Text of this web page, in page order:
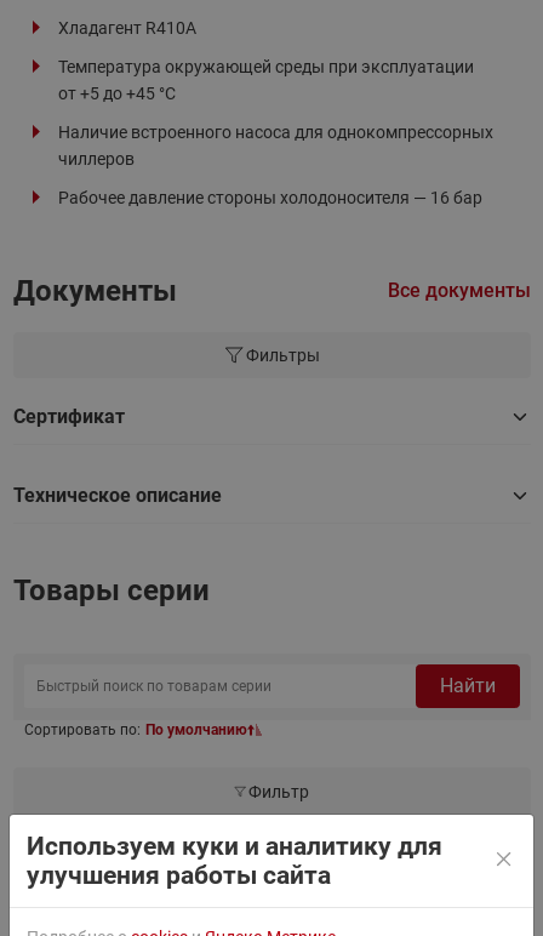
Хладагент R410А
Температура окружающей среды при эксплуатации
от +5 до +45 °С
Наличие встроенного насоса для однокомпрессорных
чиллеров
Рабочее давление стороны холодоносителя — 16 бар
Документы Все документы
Фильтры
Сертификат
Техническое описание
Товары серии
Найти
Сортировать по: По умолчанию
Фильтр
CH00062P1
Ридан
CH00062P1 —
Используем куки и аналитику для
улучшения работы сайта